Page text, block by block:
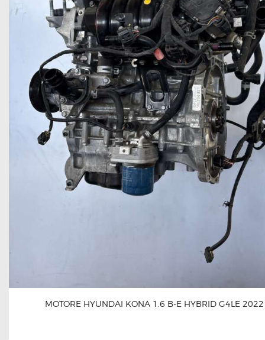
MOTORE HYUNDAI KONA 1.6 B-E HYBRID G4LE